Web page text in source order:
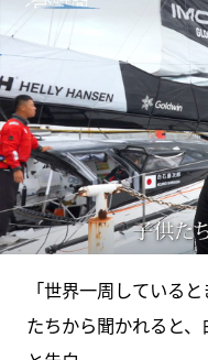
「世界一周している
たちから聞かれると、